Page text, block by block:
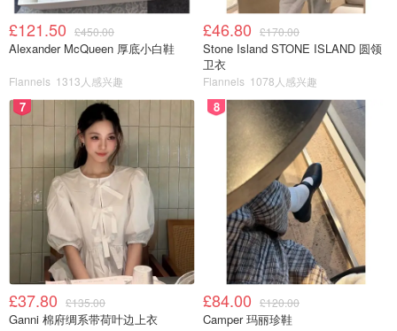
£121.50 £450.00
Alexander McQueen 厚底小白鞋
Flannels 1313人感兴趣
£46.80 £170.00
Stone Island STONE ISLAND 圆领
卫衣
Flannels 1078人感兴趣
7
£37.80 £135.00
Ganni 棉府绸系带荷叶边上衣
8
£84.00 £120.00
Camper 玛丽珍鞋